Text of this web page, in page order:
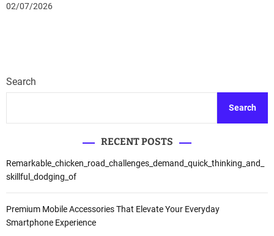
02/07/2026
Search
Search
RECENT POSTS
Remarkable_chicken_road_challenges_demand_quick_thinking_and_
skillful_dodging_of
Premium Mobile Accessories That Elevate Your Everyday
Smartphone Experience